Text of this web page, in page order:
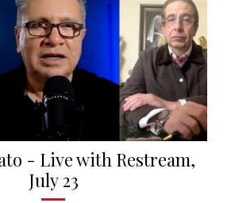
- Live with Restream,
July 23